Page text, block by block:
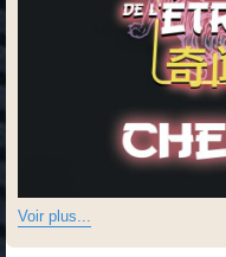
Voir plus...